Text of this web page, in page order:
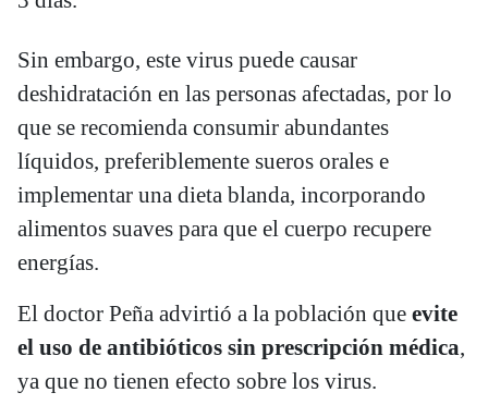
Sin embargo, este virus puede causar
deshidratación en las personas afectadas, por lo
que se recomienda consumir abundantes
líquidos, preferiblemente sueros orales e
implementar una dieta blanda, incorporando
alimentos suaves para que el cuerpo recupere
energías.
El doctor Peña advirtió a la población que evite
el uso de antibióticos sin prescripción médica,
ya que no tienen efecto sobre los virus.